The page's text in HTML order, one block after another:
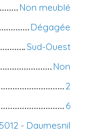
Non meublé
Dégagée
Sud-Ouest
Non
2
6
- Daumesnil